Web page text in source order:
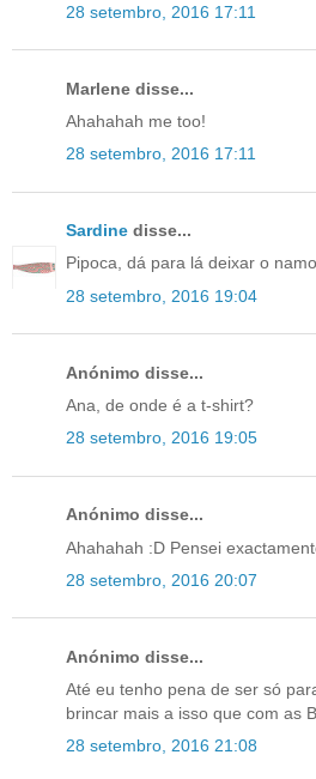
28 setembro, 2016 17:11
Marlene disse...
Ahahahah me too!
28 setembro, 2016 17:11
Sardine disse...
Pipoca, dá para lá deixar o
28 setembro, 2016 19:04
Anónimo disse...
Ana, de onde é a t-shirt?
28 setembro, 2016 19:05
Anónimo disse...
Ahahahah :D Pensei
28 setembro, 2016 20:07
Anónimo disse...
Até eu tenho pena de ser só
brincar mais a isso que com as
28 setembro, 2016 21:08